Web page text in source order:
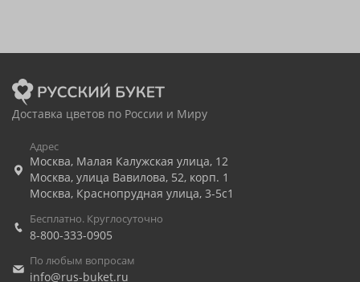
Доставка цветов по России и Миру
Адрес
Москва, Малая Калужская улица, 12
Москва, улица Вавилова, 52, корп. 1
Москва, Краснопрудная улица, 3-5с1
Бесплатно. Круглосуточно
8-800-333-0905
По любым вопросам
info@rus-buket.ru